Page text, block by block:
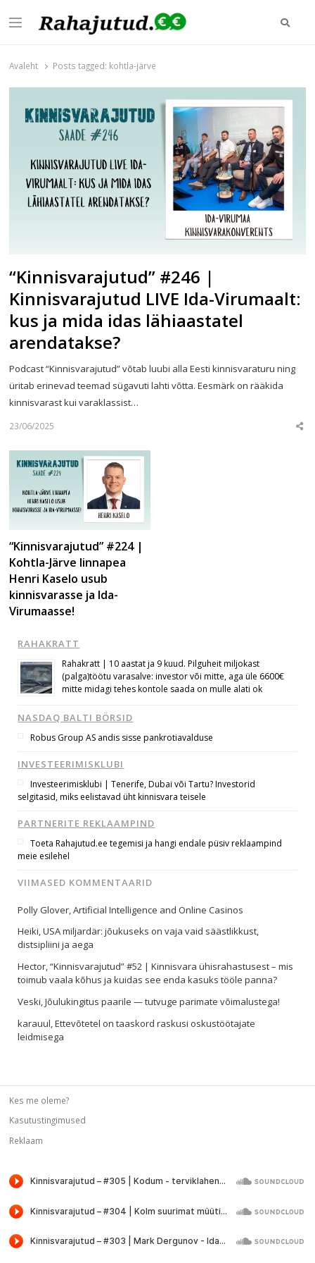
Menu Otsi
Avaleht Posts tagged: kohtla-järve
“Kinnisvarajutud” #246 |
Kinnisvarajutud LIVE Ida-Virumaalt:
kus ja mida idas lähiaastatel
arendatakse?
Podcast “Kinnisvarajutud” võtab luubi alla Eesti kinnisvaraturu ning
üritab erinevad teemad sügavuti lahti võtta. Eesmärk on rääkida
kinnisvarast kui varaklassist…
23/06/2025
“Kinnisvarajutud” #224 |
Kohtla-Järve linnapea
Henri Kaselo usub
kinnisvarasse ja Ida-
Virumaasse!
RAHAKRATT
Rahakratt | 10 aastat ja 9 kuud. Pilguheit miljokast
(palga)töötu varasalve: investor või mitte, aga üle 6600€
mitte midagi tehes kontole saada on mulle alati ok
NASDAQ BALTI BÖRSID
Robus Group AS andis sisse pankrotiavalduse
INVESTEERIMISKLUBI
Investeerimisklubi | Tenerife, Dubai või Tartu? Investorid
selgitasid, miks eelistavad üht kinnisvara teisele
PARTNERITE REKLAAMPIND
Toeta Rahajutud.ee tegemisi ja hangi endale püsiv reklaampind
meie esilehel
VIIMASED KOMMENTAARID
Polly Glover,Artificial Intelligence and Online Casinos
Heiki,USA miljardär: jõukuseks on vaja vaid säästlikkust,
distsipliini ja aega
Hector,“Kinnisvarajutud” #52 | Kinnisvara ühisrahastusest – mis
toimub vaala kõhus ja kuidas see enda kasuks tööle panna?
Veski,Jõulukingitus paarile — tutvuge parimate võimalustega!
karauul ,Ettevõtetel on taaskord raskusi oskustöötajate
leidmisega
Kes me oleme?
Kasutustingimused
Reklaam